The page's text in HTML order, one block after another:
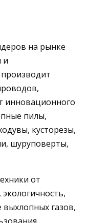
на рынке
и
инновационного
пилы,
кусторезы,
шуруповерты,
от
выхлопных газов,